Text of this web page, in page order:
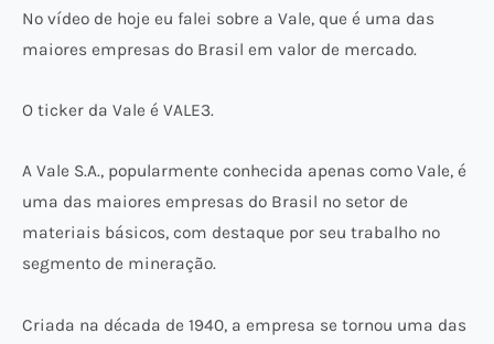
No vídeo de hoje eu falei sobre a Vale, que é uma das
maiores empresas do Brasil em valor de mercado.
O ticker da Vale é VALE3.
A Vale S.A., popularmente conhecida apenas como Vale, é
uma das maiores empresas do Brasil no setor de
materiais básicos, com destaque por seu trabalho no
segmento de mineração.
Criada na década de 1940, a empresa se tornou uma das